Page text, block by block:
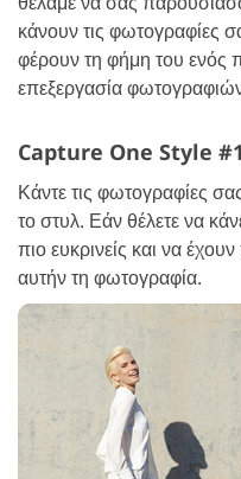
κάνουν τις φωτογραφίες
φέρουν τη φήμη του ενός
επεξεργασία
Capture One Style
Κάντε τις φωτογραφίες
το στυλ. Εάν θέλετε να
πιο ευκρινείς και να
αυτήν τη φωτογραφία.